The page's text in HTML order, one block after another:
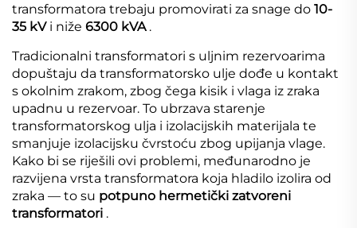
transformatora trebaju promovirati za snage do 10-
35 kV i niže 6300 kVA .
Tradicionalni transformatori s uljnim rezervoarima
dopuštaju da transformatorsko ulje dođe u kontakt
s okolnim zrakom, zbog čega kisik i vlaga iz zraka
upadnu u rezervoar. To ubrzava starenje
transformatorskog ulja i izolacijskih materijala te
smanjuje izolacijsku čvrstoću zbog upijanja vlage.
Kako bi se riješili ovi problemi, međunarodno je
razvijena vrsta transformatora koja hladilo izolira od
zraka — to su potpuno hermetički zatvoreni
transformatori .